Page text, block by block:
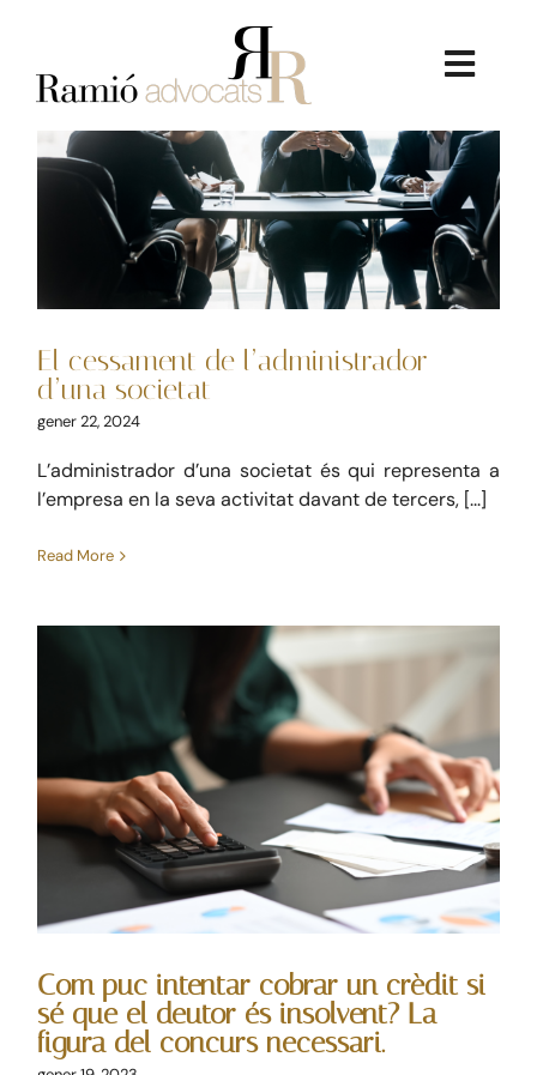
content
Serveis Jurídics
El cessament de
l’administrador d’una
societat
Mercantil
El cessament de l’administrador
d’una societat
gener 22, 2024
L’administrador d’una societat és qui representa a
l’empresa en la seva activitat davant de tercers, [...]
Read More
Com puc intentar cobrar un
crèdit si sé que el deutor
és insolvent? La figura del
concurs necessari.
Mercantil
Com puc intentar cobrar un crèdit si
sé que el deutor és insolvent? La
figura del concurs necessari.